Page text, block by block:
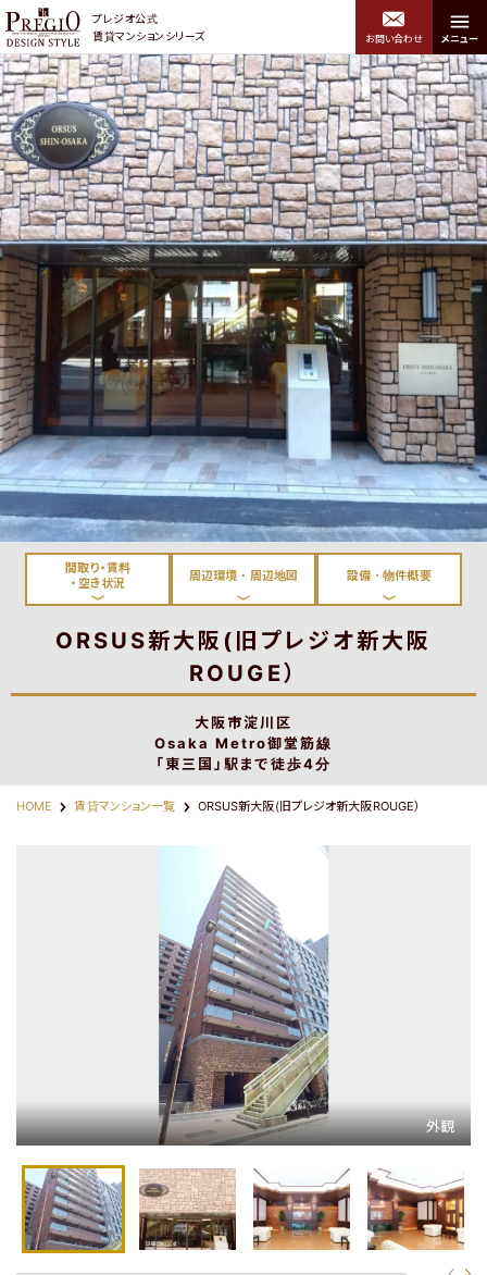
プレジオ公式
賃貸マンションシリーズ
プレジオデザインスタイル トップ
エリアから探す 関西エリア
中央区・浪速区・西区・港
区・大正区・住吉区
北区・福島区・西淀川区
淀川区・東淀川区・吹田
都島区・旭区・城東区・鶴
見区・東成区
物件名から探す
マップで探す
マップ表示
お問い合わせ メニュー
間取り・賃料
・空き状況
周辺環境・周辺地図 設備・物件概要
ORSUS新大阪(旧プレジオ新大阪
ROUGE）
大阪市淀川区
Osaka Metro御堂筋線
「東三国」駅まで徒歩4分
HOME 賃貸マンション一覧 ORSUS新大阪(旧プレジオ新大阪ROUGE）